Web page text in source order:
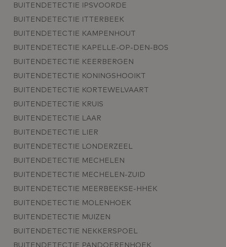
BUITENDETECTIE IPSVOORDE
BUITENDETECTIE ITTERBEEK
BUITENDETECTIE KAMPENHOUT
BUITENDETECTIE KAPELLE-OP-DEN-BOS
BUITENDETECTIE KEERBERGEN
BUITENDETECTIE KONINGSHOOIKT
BUITENDETECTIE KORTEWELVAART
BUITENDETECTIE KRUIS
BUITENDETECTIE LAAR
BUITENDETECTIE LIER
BUITENDETECTIE LONDERZEEL
BUITENDETECTIE MECHELEN
BUITENDETECTIE MECHELEN-ZUID
BUITENDETECTIE MEERBEEKSE-HHEK
BUITENDETECTIE MOLENHOEK
BUITENDETECTIE MUIZEN
BUITENDETECTIE NEKKERSPOEL
BUITENDETECTIE PANDOERENHOEK